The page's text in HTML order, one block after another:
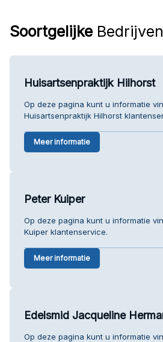
Soortgelijke Bedrijven
Huisartsenpraktijk Hilhorst
Op deze pagina kunt u informatie
Huisartsenpraktijk Hilhorst
Meer informatie
Peter Kuiper
Op deze pagina kunt u informatie
Kuiper klantenservice.
Meer informatie
Edelsmid Jacqueline
Op deze pagina kunt u informatie